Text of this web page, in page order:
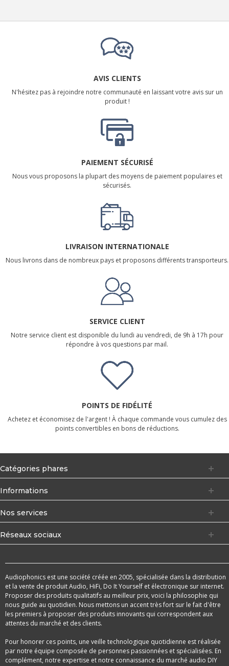
AVIS CLIENTS
N'hésitez pas à rejoindre notre communauté en laissant votre avis sur un
produit !
PAIEMENT SÉCURISÉ
Nous vous proposons la plupart des moyens de paiement populaires et
sécurisés.
LIVRAISON INTERNATIONALE
Nous livrons dans de nombreux pays et proposons différents transporteurs.
SERVICE CLIENT
Notre service client est disponible du lundi au vendredi, de 9h à 17h pour
répondre à vos questions par mail.
POINTS DE FIDÉLITÉ
Achetez et économisez de l'argent ! À chaque commande vous cumulez des
points convertibles en bons de réductions.
Catégories phares
Informations
Nos services
Réseaux sociaux
Audiophonics est une société créée en 2005, spécialisée dans la distribution
et la vente de produit Audio, HiFi, Do It Yourself et électronique sur internet.
Proposer des produits qualitatifs au meilleur prix, voici la philosophie qui
nous guide au quotidien. Nous mettons un accent très fort sur le fait d'être
les premiers à proposer des produits innovants qui correspondent aux
attentes du marché et des clients.
Pour honorer ces points, une veille technologique quotidienne est réalisée
par notre équipe composée de personnes passionnées et spécialisées. En
complément, notre expertise et notre connaissance du marché audio DIY